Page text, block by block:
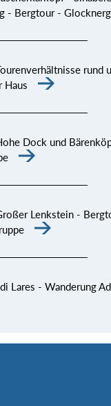
- Bergtour -
rund
Haus
Dock und
Lenkstein -
Lares - Wanderung